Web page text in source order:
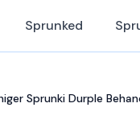
Sprunked
Sprunki Durple